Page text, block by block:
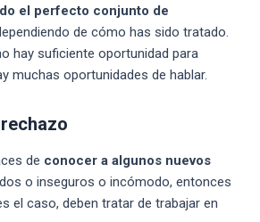
el perfecto conjunto de
de cómo has sido tratado.
hay suficiente oportunidad para
muchas oportunidades de hablar.
de conocer a algunos nuevos
o inseguros o incómodo, entonces
el caso, deben tratar de trabajar en